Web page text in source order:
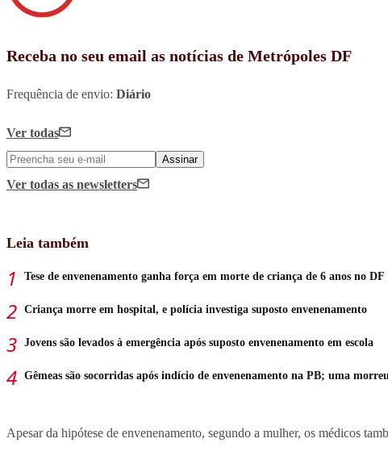
Receba no seu email as notícias de Metrópoles DF
Frequência de envio: Diário
Ver todas
Assinar
Ver todas as newsletters
Leia também
Tese de envenenamento ganha força em morte de criança de 6 anos no DF
Criança morre em hospital, e polícia investiga suposto envenenamento
Jovens são levados à emergência após suposto envenenamento em escola
Gêmeas são socorridas após indício de envenenamento na PB; uma
Apesar da hipótese de envenenamento, segundo a mulher, os médicos